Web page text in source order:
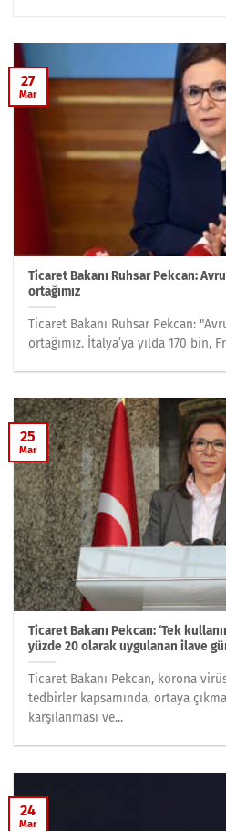
Ticaret Bakanı Ruhsar Pekcan:
ortağımız
Ticaret Bakanı Ruhsar Pekcan:
ortağımız. İtalya’ya yılda 170 bin,
27
Mar
Ticaret Bakanı Pekcan: ‘Tek
yüzde 20 olarak uygulanan ilave
Ticaret Bakanı Pekcan, korona
tedbirler kapsamında, ortaya
karşılanması ve...
25
Mar
24
Mar